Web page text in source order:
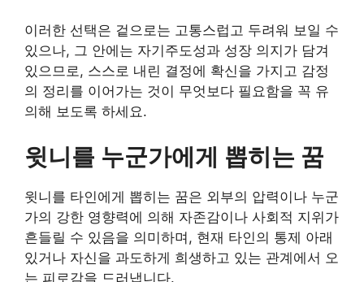
이러한 선택은 겉으로는 고통스럽고 두려워 보일 수
있으나, 그 안에는 자기주도성과 성장 의지가 담겨
있으므로, 스스로 내린 결정에 확신을 가지고 감정
의 정리를 이어가는 것이 무엇보다 필요함을 꼭 유
의해 보도록 하세요.
윗니를 누군가에게 뽑히는 꿈
윗니를 타인에게 뽑히는 꿈은 외부의 압력이나 누군
가의 강한 영향력에 의해 자존감이나 사회적 지위가
흔들릴 수 있음을 의미하며, 현재 타인의 통제 아래
있거나 자신을 과도하게 희생하고 있는 관계에서 오
는 피로감을 드러냅니다.